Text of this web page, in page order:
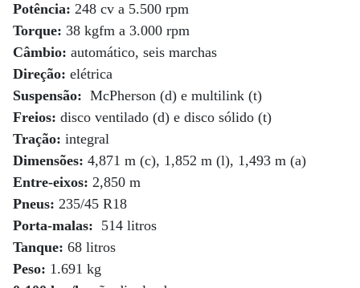
Potência: 248 cv a 5.500 rpm
Torque: 38 kgfm a 3.000 rpm
Câmbio: automático, seis marchas
Direção: elétrica
Suspensão: McPherson (d) e multilink (t)
Freios: disco ventilado (d) e disco sólido (t)
Tração: integral
Dimensões: 4,871 m (c), 1,852 m (l), 1,493 m (a)
Entre-eixos: 2,850 m
Pneus: 235/45 R18
Porta-malas: 514 litros
Tanque: 68 litros
Peso: 1.691 kg